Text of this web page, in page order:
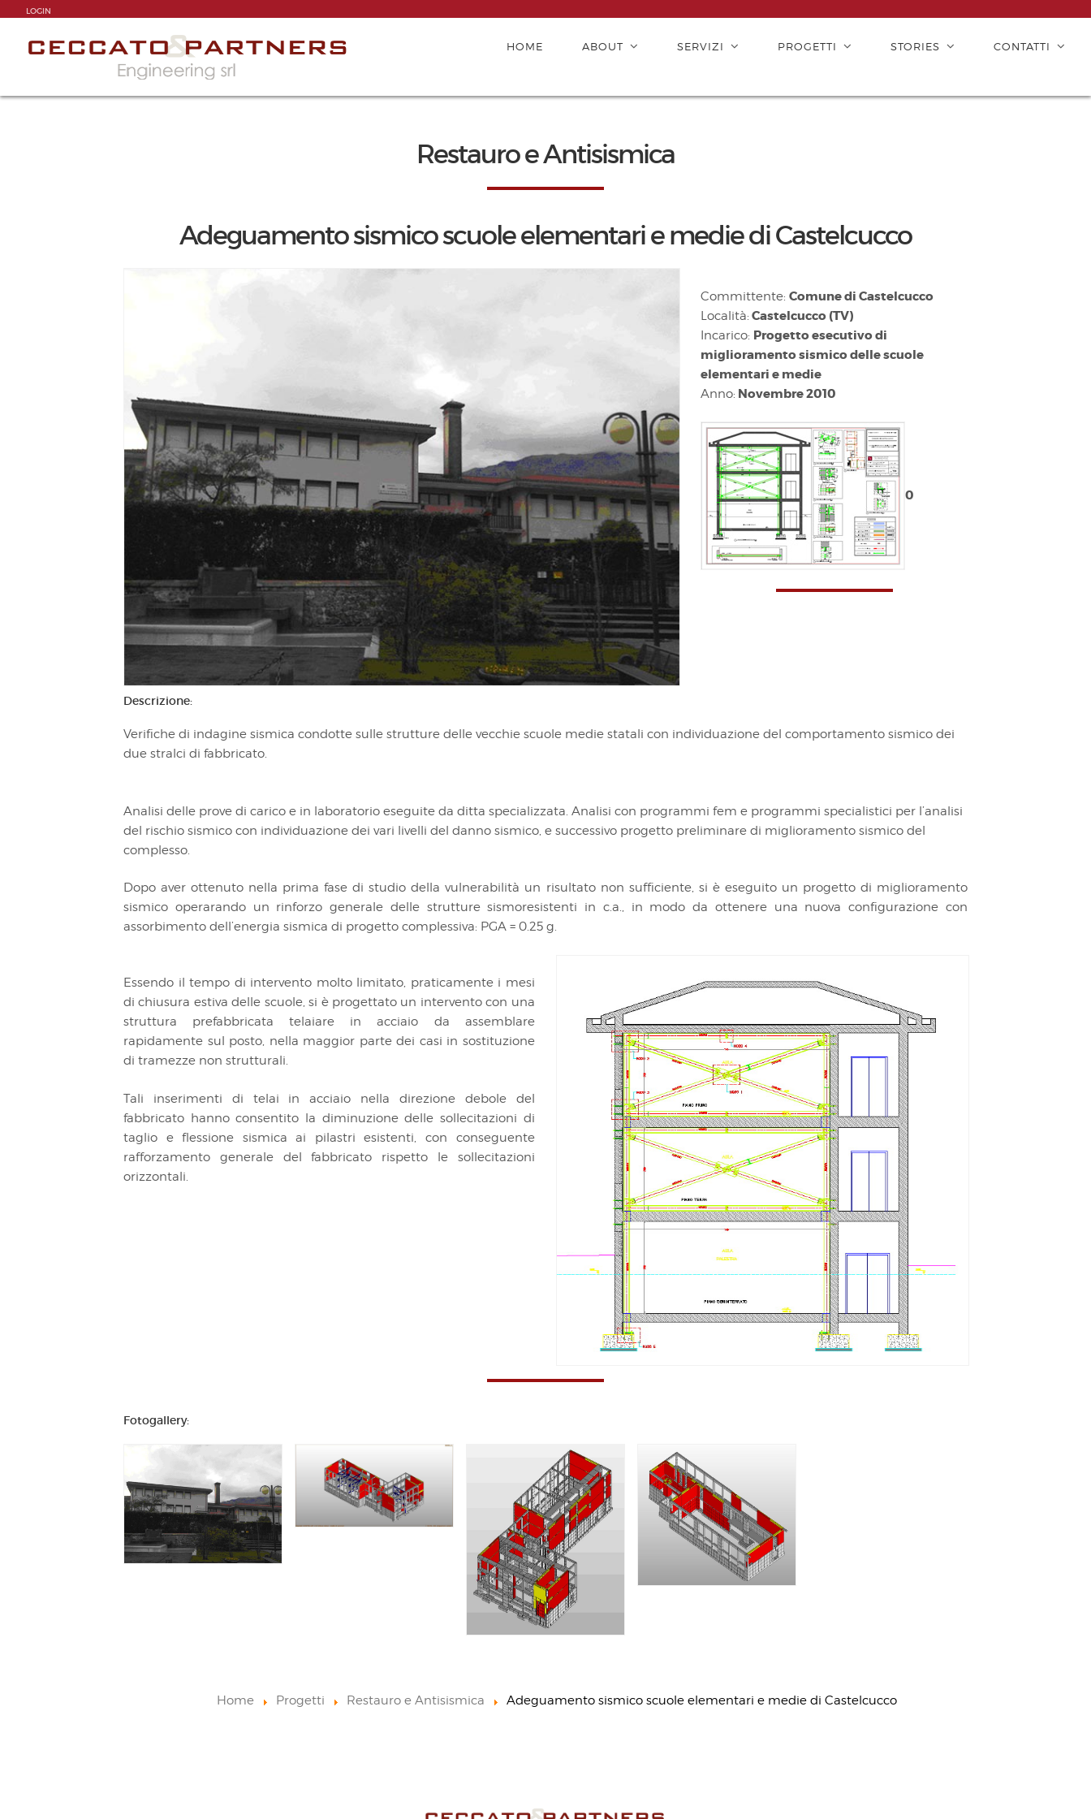
LOGIN
HOME ABOUT SERVIZI PROGETTI STORIES CONTATTI
Restauro e Antisismica
Adeguamento sismico scuole elementari e medie di Castelcucco
Committente: Comune di Castelcucco
Località: Castelcucco (TV)
Incarico: Progetto esecutivo di
miglioramento sismico delle scuole
elementari e medie
Anno: Novembre 2010
0
Descrizione:
Verifiche di indagine sismica condotte sulle strutture delle vecchie scuole medie statali con individuazione del comportamento sismico dei
due stralci di fabbricato.
Analisi delle prove di carico e in laboratorio eseguite da ditta specializzata. Analisi con programmi fem e programmi specialistici per l’analisi
del rischio sismico con individuazione dei vari livelli del danno sismico, e successivo progetto preliminare di miglioramento sismico del
complesso.
Dopo aver ottenuto nella prima fase di studio della vulnerabilità un risultato non sufficiente, si è eseguito un progetto di miglioramento
sismico operarando un rinforzo generale delle strutture sismoresistenti in c.a., in modo da ottenere una nuova configurazione con
assorbimento dell’energia sismica di progetto complessiva: PGA = 0.25 g.
Essendo il tempo di intervento molto limitato, praticamente i mesi
di chiusura estiva delle scuole, si è progettato un intervento con una
struttura prefabbricata telaiare in acciaio da assemblare
rapidamente sul posto, nella maggior parte dei casi in sostituzione
di tramezze non strutturali.
Tali inserimenti di telai in acciaio nella direzione debole del
fabbricato hanno consentito la diminuzione delle sollecitazioni di
taglio e flessione sismica ai pilastri esistenti, con conseguente
rafforzamento generale del fabbricato rispetto le sollecitazioni
orizzontali.
Fotogallery:
Home Progetti Restauro e Antisismica Adeguamento sismico scuole elementari e medie di Castelcucco